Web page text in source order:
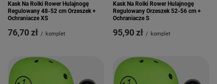
Kask Na Rolki Rower Hulajnogę
Regulowany 48-52 cm Orzeszek +
Ochraniacze XS
76,70 zł / komplet
Kask Na Rolki Rower Hulajnogę
Regulowany Orzeszek 52-56 cm +
Ochraniacze S
95,90 zł / komplet